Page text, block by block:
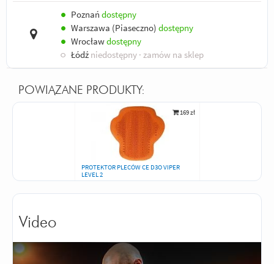
● Poznań dostępny
● Warszawa (Piaseczno) dostępny
● Wrocławdostępny
○ Łódź niedostępny · zamów na sklep
POWIĄZANE PRODUKTY:
169 zł
PROTEKTOR PLECÓW CE D3O VIPER
LEVEL 2
Video